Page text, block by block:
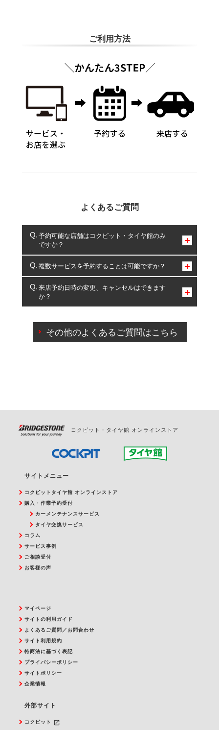
ご利用方法
よくあるご質問
予約可能な店舗はコクピット・タイヤ館のみ
ですか？
コクピット・タイヤ館のみとなります。
複数サービスを予約することは可能ですか？
複数サービスのご予約は可能です。
一部の商品・サービスの組み合わせに限り、同時にご予約が
出来ないものもございます。
来店予約日時の変更、キャンセルはできます
か？
ご来店予約日の3営業日前を過ぎている場合のご予約
の日時変更につきましては、直接ご予約の店舗まで
その他のよくあるご質問はこちら
コクピット・タイヤ館 オンラインストア
サイトメニュー
コクピットタイヤ館 オンラインストア
購入・作業予約受付
カーメンテナンスサービス
タイヤ交換サービス
コラム
サービス事例
ご相談受付
お客様の声
マイページ
サイトの利用ガイド
よくあるご質問／お問合わせ
サイト利用規約
特商法に基づく表記
プライバシーポリシー
サイトポリシー
企業情報
外部サイト
コクピット
launch